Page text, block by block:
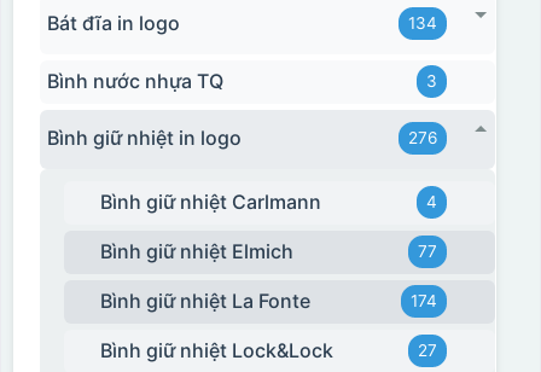
Bát đĩa in logo 134
Bình nước nhựa TQ 3
Bình giữ nhiệt in logo 276
Bình giữ nhiệt Carlmann 4
Bình giữ nhiệt Elmich 77
Bình giữ nhiệt La Fonte 174
Bình giữ nhiệt Lock&Lock 27